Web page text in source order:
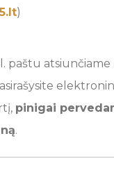
)
paštu atsiunčiame
pinigai
.